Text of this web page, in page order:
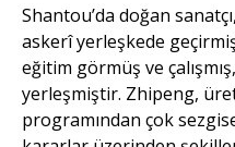
Shantou’da doğan
askerî yerleşkede
eğitim görmüş ve
yerleşmiştir. Zhipeng,
programından çok